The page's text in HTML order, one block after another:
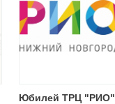
Юбилей ТРЦ "РИО"